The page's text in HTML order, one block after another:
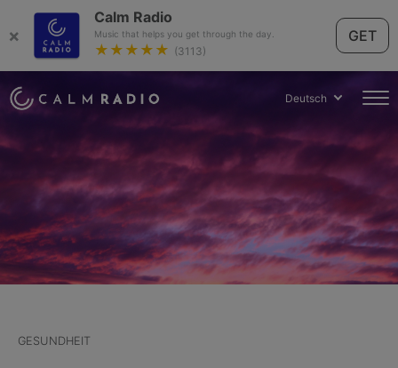
×
Calm Radio
Music that helps you get through the day.
★★★★★ (3113)
GET
Deutsch
GESUNDHEIT